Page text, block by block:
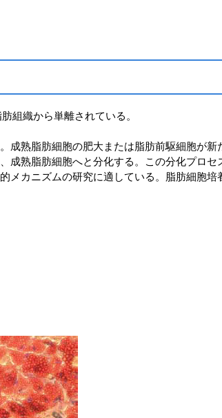
組織から単離されている。
熟脂肪細胞の肥大または脂肪前駆細胞が
熟脂肪細胞へと分化する。この分化プロ
カニズムの研究に適している。脂肪細胞